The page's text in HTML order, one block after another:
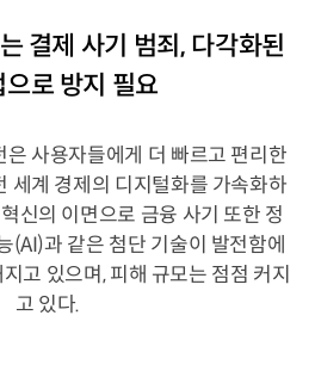
결제 사기 범죄, 다각화된
으로 방지 필요
은 사용자들에게 더 빠르고 편리한
세계 경제의 디지털화를 가속화하
신의 이면으로 금융 사기 또한 정
(AI)과 같은 첨단 기술이 발전함에
고 있으며, 피해 규모는 점점 커지
고 있다.